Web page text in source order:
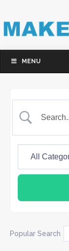
MENU
Popular Search